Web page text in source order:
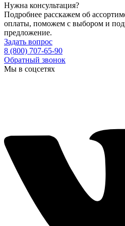
Нужна консультация?
Подробнее расскажем об
оплаты, поможем с выбором и
предложение.
Задать вопрос
8 (800) 707-65-90
Обратный звонок
Мы в соцсетях